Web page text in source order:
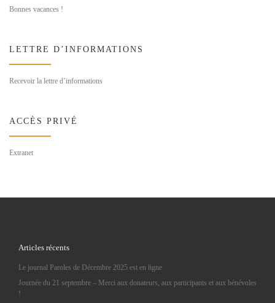
Bonnes vacances !
LETTRE D’INFORMATIONS
Recevoir la lettre d’informations
ACCÈS PRIVÉ
Extranet
Articles récents
Le journal Paroles de Décembre 2025 est en ligne
Journée du 21 septembre – Merci aux donateurs, aux participants et aux bénévoles
!